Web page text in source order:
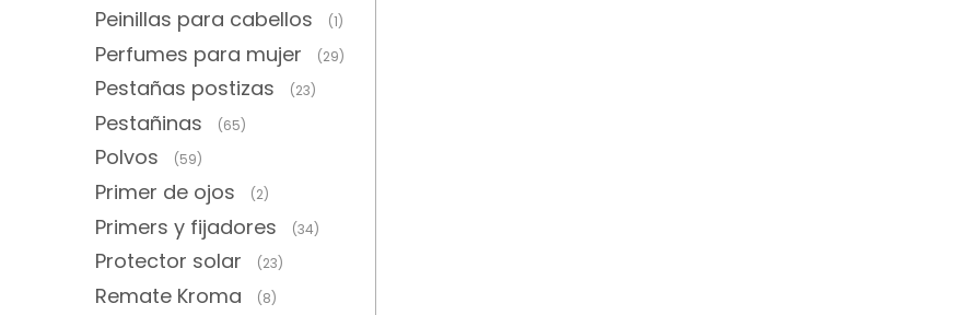
Peinillas para cabellos (1)
Perfumes para mujer (29)
Pestañas postizas (23)
Pestañinas (65)
Polvos (59)
Primer de ojos (2)
Primers y fijadores (34)
Protector solar (23)
Remate Kroma (8)